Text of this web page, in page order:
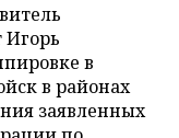
в
в районах
заявленных